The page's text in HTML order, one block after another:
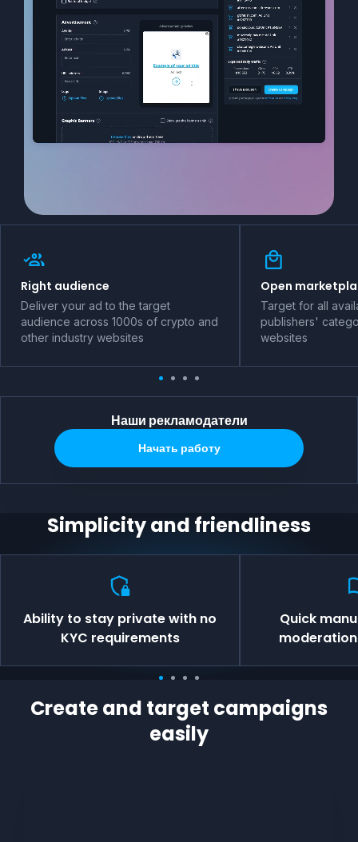
Right audience
Deliver your ad to the target
audience across 1000s of crypto and
other industry websites
Open
Target for all
publishers'
websites
Наши рекламодатели
Начать работу
Simplicity and friendliness
Ability to stay private with no
KYC requirements
Quick
moderation
Create and target campaigns
easily